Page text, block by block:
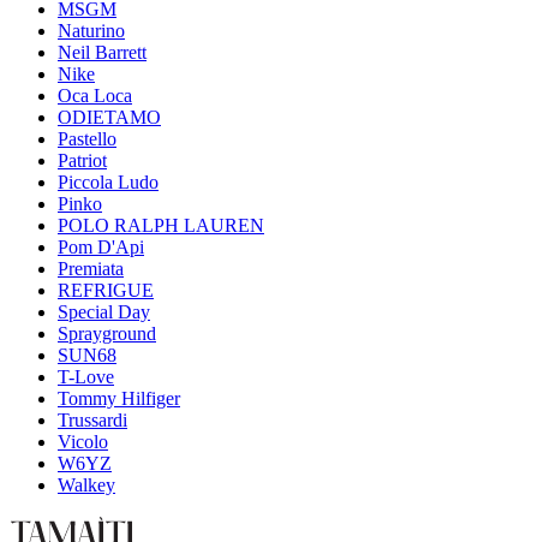
MSGM
Naturino
Neil Barrett
Nike
Oca Loca
ODIETAMO
Pastello
Patriot
Piccola Ludo
Pinko
POLO RALPH LAUREN
Pom D'Api
Premiata
REFRIGUE
Special Day
Sprayground
SUN68
T-Love
Tommy Hilfiger
Trussardi
Vicolo
W6YZ
Walkey